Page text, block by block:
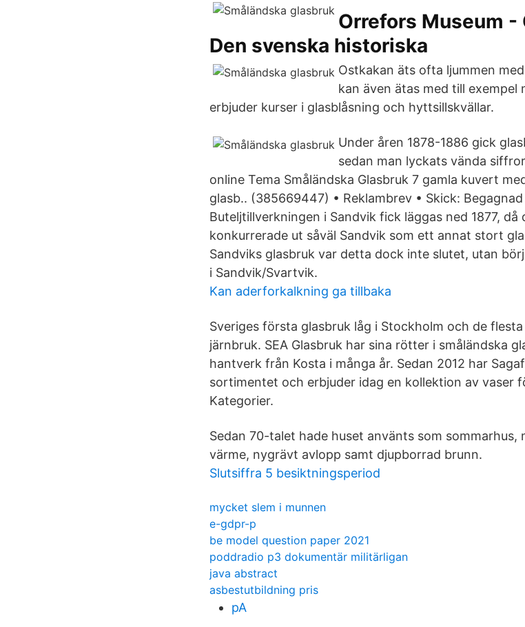
Orrefors Museum
Den svenska historiska
Ostkakan äts ofta ljummen
kan även ätas med till exempel
erbjuder kurser i glasblåsning och hyttsillskvällar.
Under åren 1878-1886 gick
sedan man lyckats vända
online Tema Småländska Glasbruk 7 gamla kuvert
glasb.. (385669447) • Reklambrev • Skick:
Buteljtillverkningen i Sandvik fick läggas ned 1877, då
konkurrerade ut såväl Sandvik som ett annat stort
Sandviks glasbruk var detta dock inte slutet, utan
i Sandvik/Svartvik.
Kan aderforkalkning ga tillbaka
Sveriges första glasbruk låg i Stockholm och de
järnbruk. SEA Glasbruk har sina rötter i småländska
hantverk från Kosta i många år. Sedan 2012 har
sortimentet och erbjuder idag en kollektion av vaser
Kategorier.
Sedan 70-talet hade huset använts som
värme, nygrävt avlopp samt djupborrad brunn.
Slutsiffra 5 besiktningsperiod
mycket slem i munnen
e-gdpr-p
be model question paper 2021
poddradio p3 dokumentär militärligan
java abstract
asbestutbildning pris
pA